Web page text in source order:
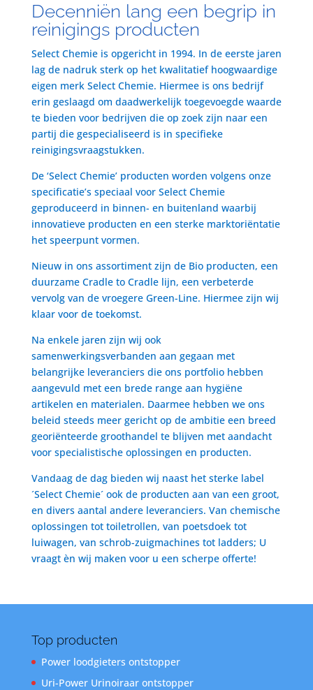
Decenniën lang een begrip in
reinigings producten
Select Chemie is opgericht in 1994. In de eerste jaren
lag de nadruk sterk op het kwalitatief hoogwaardige
eigen merk Select Chemie. Hiermee is ons bedrijf
erin geslaagd om daadwerkelijk toegevoegde waarde
te bieden voor bedrijven die op zoek zijn naar een
partij die gespecialiseerd is in specifieke
reinigingsvraagstukken.
De ‘Select Chemie’ producten worden volgens onze
specificatie’s speciaal voor Select Chemie
geproduceerd in binnen- en buitenland waarbij
innovatieve producten en een sterke marktoriëntatie
het speerpunt vormen.
Nieuw in ons assortiment zijn de Bio producten, een
duurzame Cradle to Cradle lijn, een verbeterde
vervolg van de vroegere Green-Line. Hiermee zijn wij
klaar voor de toekomst.
Na enkele jaren zijn wij ook
samenwerkingsverbanden aan gegaan met
belangrijke leveranciers die ons portfolio hebben
aangevuld met een brede range aan hygiëne
artikelen en materialen. Daarmee hebben we ons
beleid steeds meer gericht op de ambitie een breed
georiënteerde groothandel te blijven met aandacht
voor specialistische oplossingen en producten.
Vandaag de dag bieden wij naast het sterke label
´Select Chemie´ ook de producten aan van een groot,
en divers aantal andere leveranciers. Van chemische
oplossingen tot toiletrollen, van poetsdoek tot
luiwagen, van schrob-zuigmachines tot ladders; U
vraagt èn wij maken voor u een scherpe offerte!
Top producten
Power loodgieters ontstopper
Uri-Power Urinoiraar ontstopper